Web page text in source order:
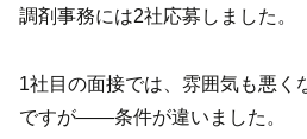
調剤事務には2社応募しました。
1社目の面接では、雰囲気も悪く
ですが——条件が違いました。